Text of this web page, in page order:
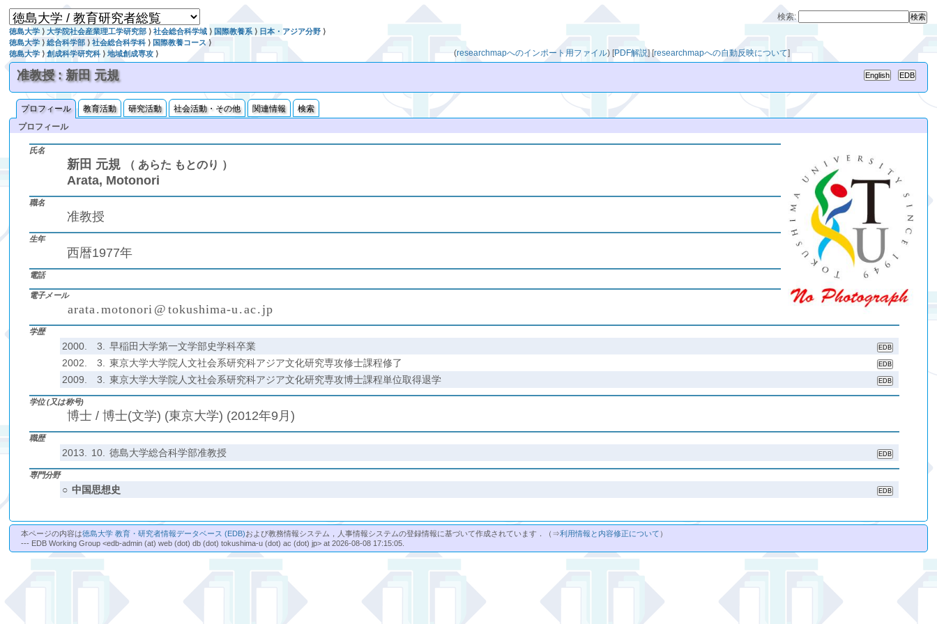
検索:
徳島大学 ⟩大学院社会産業理工学研究部 ⟩社会総合科学域 ⟩ 国際教養系 ⟩ 日本・アジア分野 ⟩
徳島大学 ⟩総合科学部 ⟩社会総合科学科 ⟩ 国際教養コース⟩
徳島大学⟩創成科学研究科 ⟩地域創成専攻 ⟩ (researchmapへのインポート用ファイル) [PDF解説] [researchmapへの自動反映について]
准教授 : 新田 元規
プロフィール 教育活動 研究活動 社会活動・その他 関連情報
検索
プロフィール
氏名
新田 元規 （ あらた もとのり ）
Arata, Motonori
職名
准教授
生年
西暦1977年
電話
電子メール
arata.motonori @ tokushima-u.ac. jp
学歴
2000. 3.
早稲田大学第一文学部史学科卒業
2002.
3.
東京大学大学院人文社会系研究科アジア文化研究専攻修士課程修了
2009.
3. 東京大学大学院人文社会系研究科アジア文化研究専攻博士課程単位取得退学
学位 (又は称号)
博士 / 博士(文学) (東京大学) (2012年9月)
職歴
2013. 10. 徳島大学総合科学部准教授
専門分野
○ 中国思想史
本ページの内容は徳島大学 教育・研究者情報データベース (EDB)および教務情報システム，人事情報システムの登録情報に基づいて作成されています．（⇒利用情報と内容修正について ）
--- EDB Working Group <edb-admin (at) web (dot) db (dot) tokushima-u (dot) ac (dot) jp> at 2026-08-08 17:15:05.